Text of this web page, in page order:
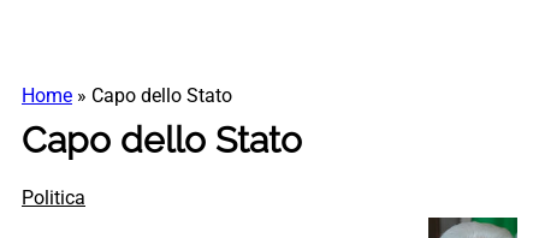
Home » Capo dello Stato
Capo dello Stato
Politica